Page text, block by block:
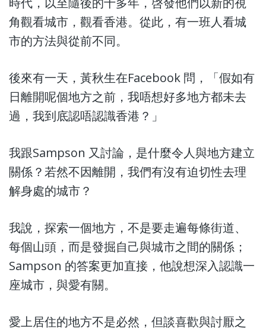
角觀看城市，觀看香港。從此，有一班人看城
市的方法與從前不同。
後來有一天，黃秋生在Facebook 問，「假如有
日離開呢個地方之前，我唔想好多地方都未去
過，我到底認唔認識香港？」
我跟Sampson 又討論，是什麼令人與地方建立
關係？若然不因離開，我們有沒有迫切性去理
解身處的城市？
我說，探索一個地方，不是要走遍每條街道、
每個山頭，而是發掘自己與城市之間的關係；
Sampson 的答案更加直接，他說想深入認識一
座城市，與愛有關。
愛上居住的地方不是必然，但談喜歡與討厭之